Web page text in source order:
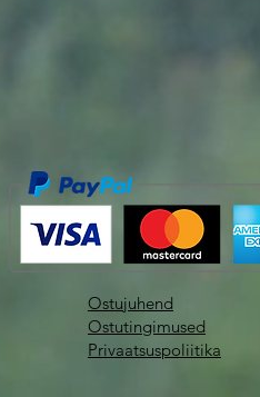
Ostujuhend
Ostutingimused
Privaatsuspoliitika